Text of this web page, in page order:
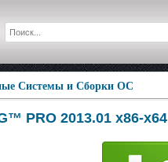
Системы и Сборки ОС
PRO 2013.01 x86-x64